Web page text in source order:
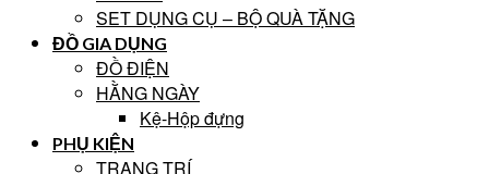
SET DỤNG CỤ – BỘ QUÀ TẶNG
ĐỒ GIA DỤNG
ĐỒ ĐIỆN
HẰNG NGÀY
Kệ-Hộp đựng
PHỤ KIỆN
TRANG TRÍ